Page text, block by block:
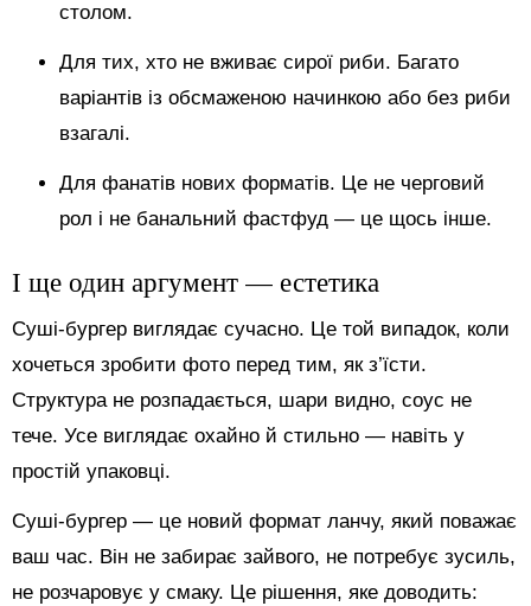
столом.
Для тих, хто не вживає сирої риби. Багато
варіантів із обсмаженою начинкою або без риби
взагалі.
Для фанатів нових форматів. Це не черговий
рол і не банальний фастфуд — це щось інше.
І ще один аргумент — естетика
Суші-бургер виглядає сучасно. Це той випадок, коли
хочеться зробити фото перед тим, як з’їсти.
Структура не розпадається, шари видно, соус не
тече. Усе виглядає охайно й стильно — навіть у
простій упаковці.
Суші-бургер — це новий формат ланчу, який поважає
ваш час. Він не забирає зайвого, не потребує зусиль,
не розчаровує у смаку. Це рішення, яке доводить: